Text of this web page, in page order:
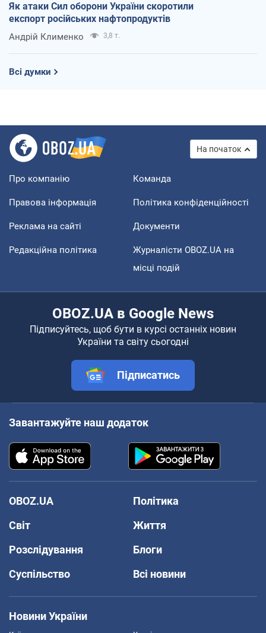
Як атаки Сил оборони України скоротили
експорт російських нафтопродуктів
Андрій Клименко 3,8 т.
Всі думки
На початок
Про компанію Команда
Правова інформація Політика конфіденційності
Реклама на сайті Документи
Редакційна політика
Журналісти OBOZ.UA на
місці подій
OBOZ.UA в Google News
Підписуйтесь, щоб бути в курсі останніх новин
України та світу сьогодні
Підписатись
Завантажуйте наш додаток
OBOZ.UA
Політика
Світ
Життя
Розслідування
Блоги
Суспільство
Всі новини
Новини України